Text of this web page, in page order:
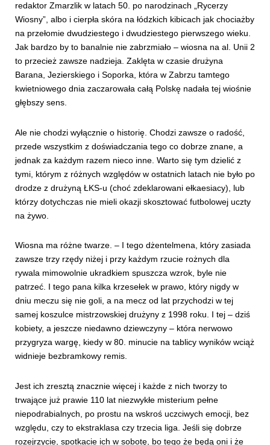
redaktor Zmarzlik w latach 50. po narodzinach „Rycerzy
Wiosny”, albo i cierpła skóra na łódzkich kibicach jak chociażby
na przełomie dwudziestego i dwudziestego pierwszego wieku.
Jak bardzo by to banalnie nie zabrzmiało – wiosna na al. Unii 2
to przecież zawsze nadzieja. Zaklęta w czasie drużyna
Barana, Jezierskiego i Soporka, która w Zabrzu tamtego
kwietniowego dnia zaczarowała całą Polskę nadała tej wiośnie
głębszy sens.
Ale nie chodzi wyłącznie o historię. Chodzi zawsze o radość,
przede wszystkim z doświadczania tego co dobrze znane, a
jednak za każdym razem nieco inne. Warto się tym dzielić z
tymi, którym z różnych względów w ostatnich latach nie było po
drodze z drużyną ŁKS-u (choć zdeklarowani ełkaesiacy), lub
którzy dotychczas nie mieli okazji skosztować futbolowej uczty
na żywo.
Wiosna ma różne twarze. – I tego dżentelmena, który zasiada
zawsze trzy rzędy niżej i przy każdym rzucie rożnych dla
rywala mimowolnie ukradkiem spuszcza wzrok, byle nie
patrzeć. I tego pana kilka krzesełek w prawo, który nigdy w
dniu meczu się nie goli, a na mecz od lat przychodzi w tej
samej koszulce mistrzowskiej drużyny z 1998 roku. I tej – dziś
kobiety, a jeszcze niedawno dziewczyny – która nerwowo
przygryza wargę, kiedy w 80. minucie na tablicy wyników wciąż
widnieje bezbramkowy remis.
Jest ich zresztą znacznie więcej i każde z nich tworzy to
trwające już prawie 110 lat niezwykłe misterium pełne
niepodrabialnych, po prostu na wskroś uczciwych emocji, bez
względu, czy to ekstraklasa czy trzecia liga. Jeśli się dobrze
rozejrzycie, spotkacie ich w sobotę, bo tego że będą oni i że